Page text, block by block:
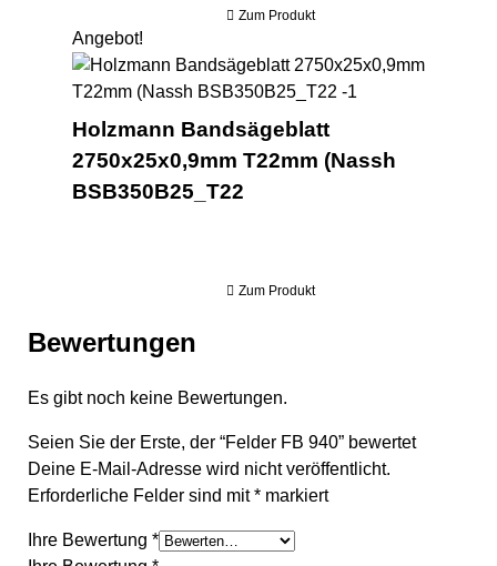
Zum Produkt
Angebot!
Holzmann Bandsägeblatt
2750x25x0,9mm T22mm (Nassh
BSB350B25_T22
Zum Produkt
Bewertungen
Es gibt noch keine Bewertungen.
Seien Sie der Erste, der “Felder FB 940” bewertet
Deine E-Mail-Adresse wird nicht veröffentlicht.
Erforderliche Felder sind mit* markiert
Ihre Bewertung *